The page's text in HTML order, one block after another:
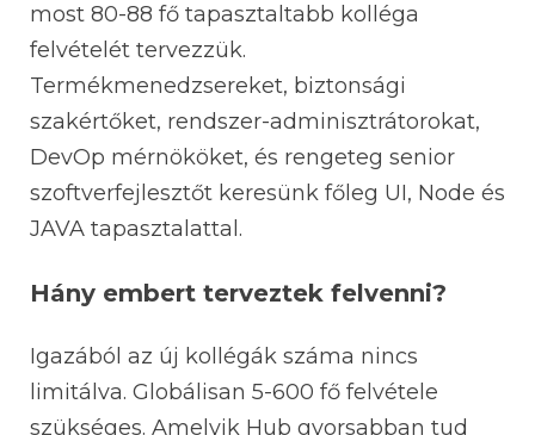
most 80-88 fő tapasztaltabb kolléga
felvételét tervezzük.
Termékmenedzsereket, biztonsági
szakértőket, rendszer-adminisztrátorokat,
DevOp mérnököket, és rengeteg senior
szoftverfejlesztőt keresünk főleg UI, Node és
JAVA tapasztalattal.
Hány embert terveztek felvenni?
Igazából az új kollégák száma nincs
limitálva. Globálisan 5-600 fő felvétele
szükséges. Amelyik Hub gyorsabban tud